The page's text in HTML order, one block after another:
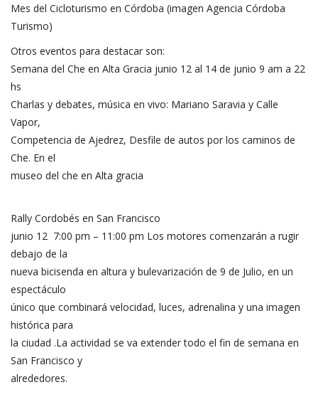
Mes del Cicloturismo en Córdoba (imagen Agencia Córdoba
Turismo)
Otros eventos para destacar son:
Semana del Che en Alta Gracia junio 12 al 14 de junio 9 am a 22
hs
Charlas y debates, música en vivo: Mariano Saravia y Calle
Vapor,
Competencia de Ajedrez, Desfile de autos por los caminos de
Che. En el
museo del che en Alta gracia
Rally Cordobés en San Francisco
junio 12 7:00 pm – 11:00 pm Los motores comenzarán a rugir
debajo de la
nueva bicisenda en altura y bulevarización de 9 de Julio, en un
espectáculo
único que combinará velocidad, luces, adrenalina y una imagen
histórica para
la ciudad .La actividad se va extender todo el fin de semana en
San Francisco y
alrededores.